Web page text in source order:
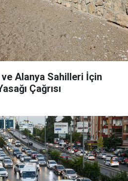
Alanya Sahilleri İçin
Çağrısı